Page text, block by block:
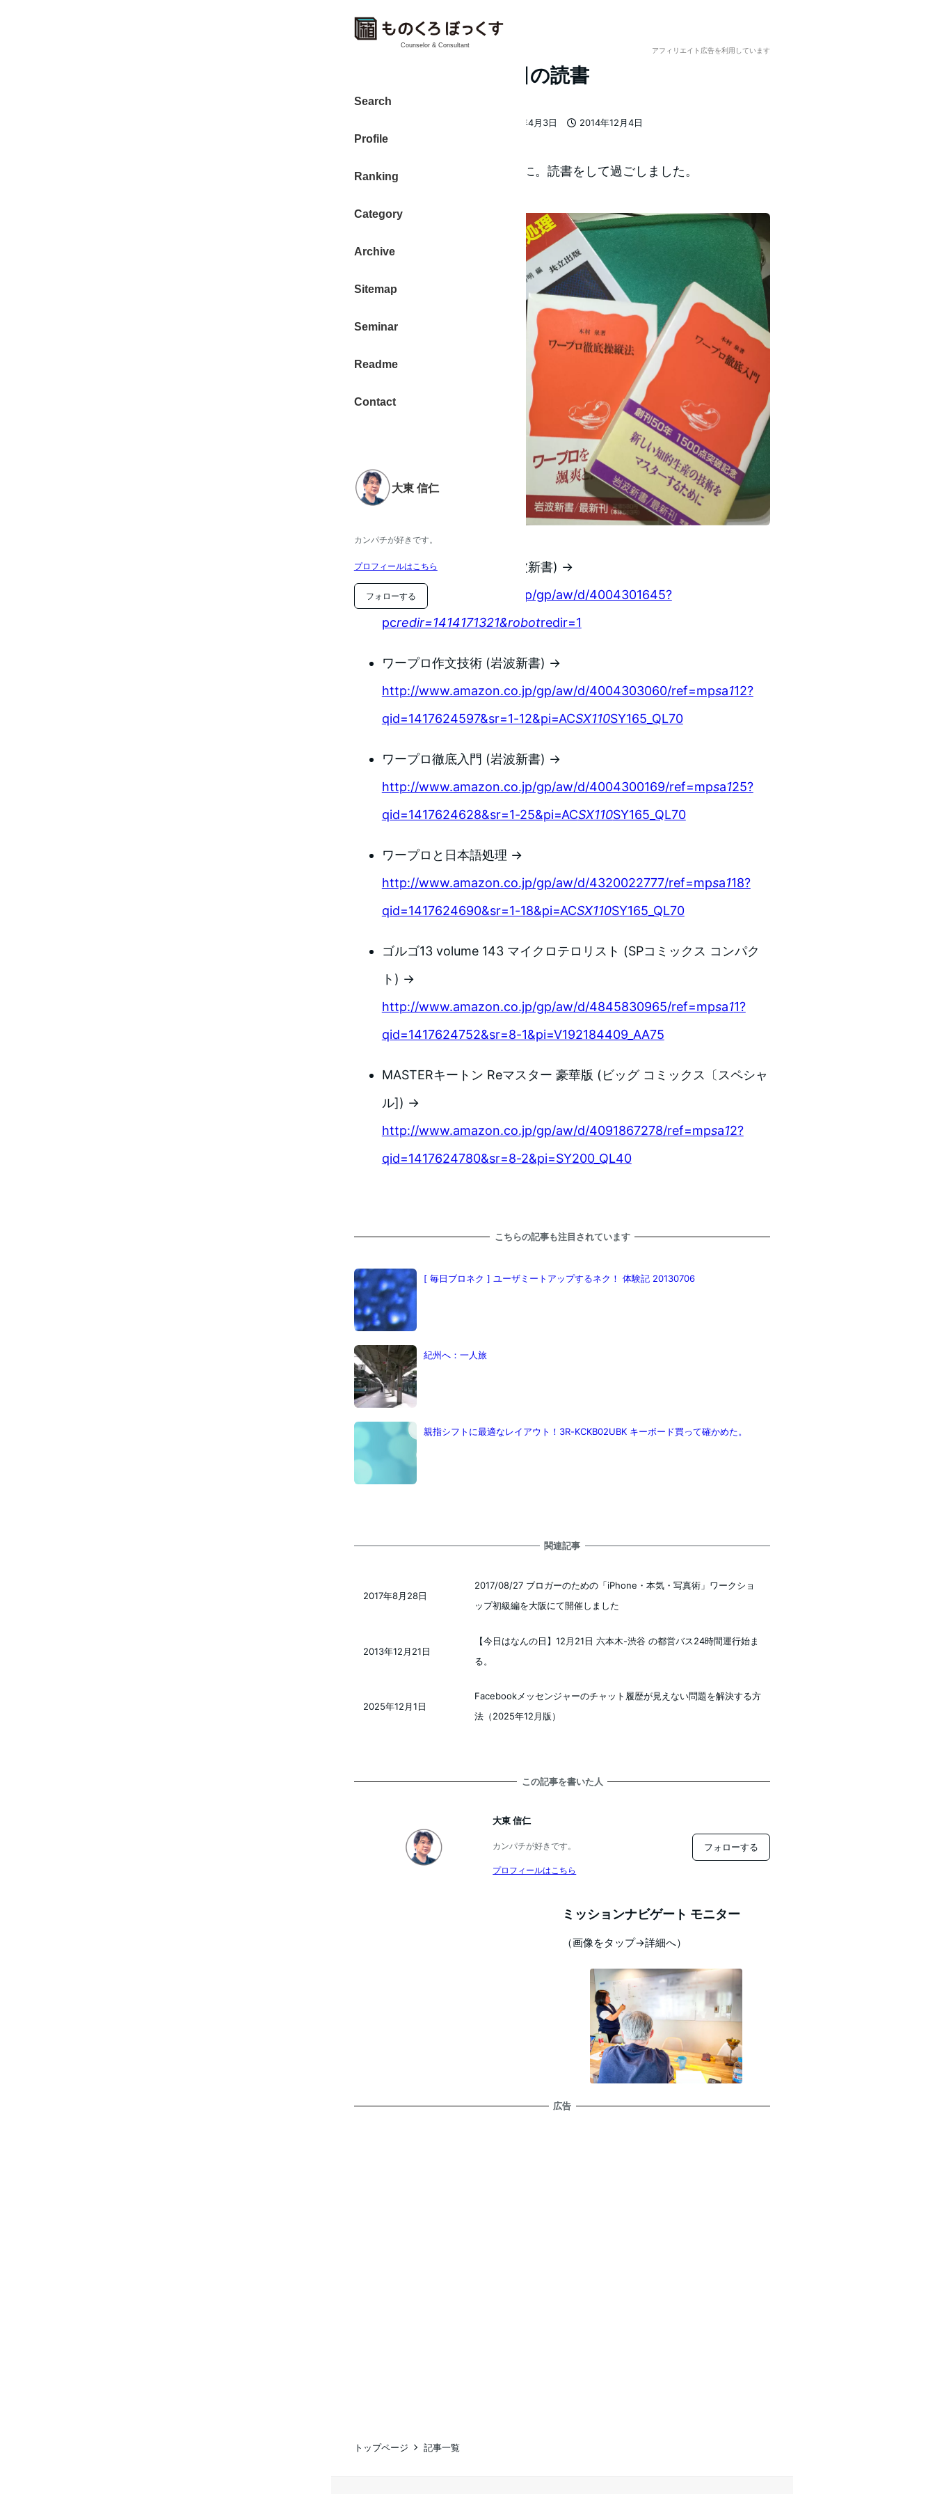
Counselor & Consultant
Search
Profile
Ranking
Category
Archive
Sitemap
Seminar
Readme
Contact
大東 信仁
カンパチが好きです。
プロフィールはこちら
フォローする
アフィリエイト広告を利用しています
2014年12月2日 1日の読書
2019年4月3日
2014年12月4日
連日の疲れもあり、休養の1日に。読書をして過ごしました。
読んだ本はこんな感じ。
ワープロ徹底操縦法 (岩波新書) →
http://www.amazon.co.jp/gp/aw/d/4004301645?
pcredir=1414171321&robotredir=1
ワープロ作文技術 (岩波新書) →
http://www.amazon.co.jp/gp/aw/d/4004303060/ref=mpsa112?
qid=1417624597&sr=1-12&pi=ACSX110SY165_QL70
ワープロ徹底入門 (岩波新書) →
http://www.amazon.co.jp/gp/aw/d/4004300169/ref=mpsa125?
qid=1417624628&sr=1-25&pi=ACSX110SY165_QL70
ワープロと日本語処理 →
http://www.amazon.co.jp/gp/aw/d/4320022777/ref=mpsa118?
qid=1417624690&sr=1-18&pi=ACSX110SY165_QL70
ゴルゴ13 volume 143 マイクロテロリスト (SPコミックス コンパク
ト) →
http://www.amazon.co.jp/gp/aw/d/4845830965/ref=mpsa11?
qid=1417624752&sr=8-1&pi=V192184409_AA75
MASTERキートン Reマスター 豪華版 (ビッグ コミックス〔スペシャ
ル]) →
http://www.amazon.co.jp/gp/aw/d/4091867278/ref=mpsa12?
qid=1417624780&sr=8-2&pi=SY200_QL40
こちらの記事も注目されています
[ 毎日ブロネク ] ユーザミートアップするネク！ 体験記 20130706
紀州へ：一人旅
親指シフトに最適なレイアウト！3R-KCKB02UBK キーボード買って確かめた。
関連記事
2017/08/27 ブロガーのための「iPhone・本気・写真術」ワークショ
ップ初級編を大阪にて開催しました
2017年8月28日
【今日はなんの日】12月21日 六本木-渋谷 の都営バス24時間運行始ま
る。
2013年12月21日
Facebookメッセンジャーのチャット履歴が見えない問題を解決する方
法（2025年12月版）
2025年12月1日
この記事を書いた人
大東 信仁
カンパチが好きです。
プロフィールはこちら
フォローする
ミッションナビゲート モニター
（画像をタップ→詳細へ）
広告
トップページ 記事一覧